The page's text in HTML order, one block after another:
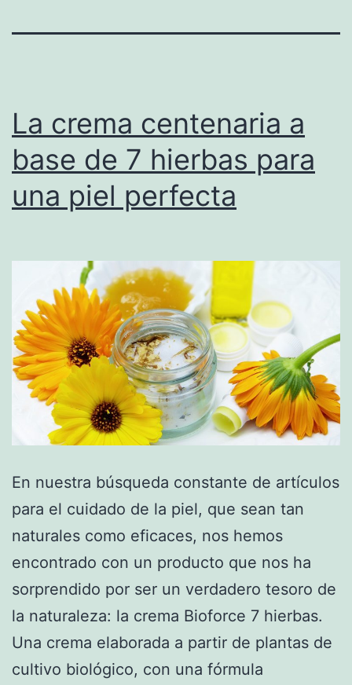
La crema centenaria a
base de 7 hierbas para
una piel perfecta
En nuestra búsqueda constante de artículos
para el cuidado de la piel, que sean tan
naturales como eficaces, nos hemos
encontrado con un producto que nos ha
sorprendido por ser un verdadero tesoro de
la naturaleza: la crema Bioforce 7 hierbas.
Una crema elaborada a partir de plantas de
cultivo biológico, con una fórmula